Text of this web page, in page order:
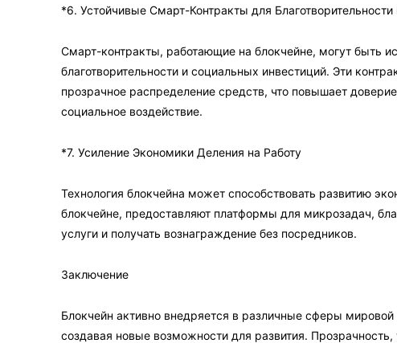
*6. Устойчивые Смарт-Контракты для
Смарт-контракты, работающие на блокчейне, могут быть
благотворительности и социальных инвестиций. Эти
прозрачное распределение средств, что повышает
социальное воздействие.
*7. Усиление Экономики Деления на Работу
Технология блокчейна может способствовать развитию
блокчейне, предоставляют платформы для микрозадач,
услуги и получать вознаграждение без посредников.
Заключение
Блокчейн активно внедряется в различные сферы
создавая новые возможности для развития.